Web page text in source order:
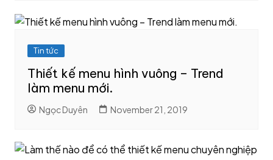
Tin tức
Thiết kế menu hình vuông – Trend
làm menu mới.
Ngọc Duyên November 21, 2019